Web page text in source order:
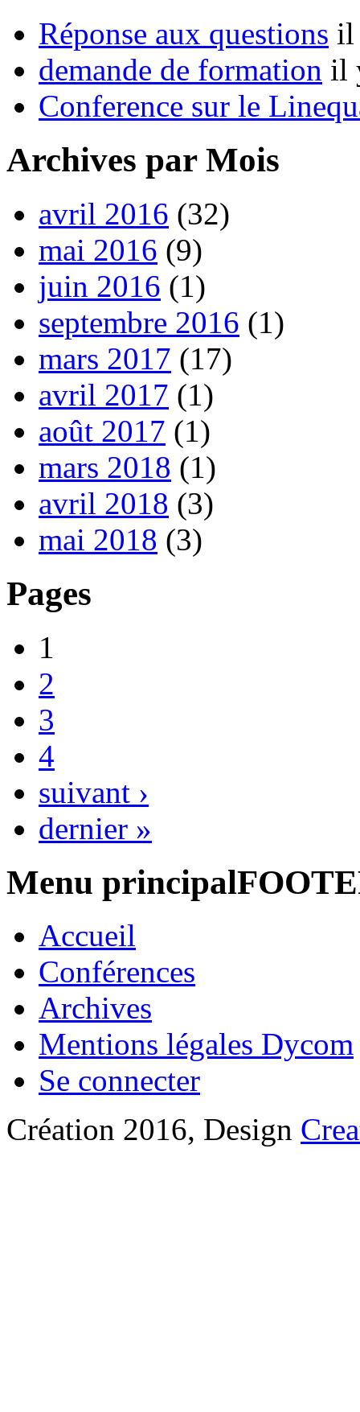
Réponse aux questions il
demande de formation il
Conference sur le
Archives par Mois
avril 2016 (32)
mai 2016 (9)
juin 2016 (1)
septembre 2016 (1)
mars 2017 (17)
avril 2017 (1)
août 2017 (1)
mars 2018 (1)
avril 2018 (3)
mai 2018 (3)
Pages
1
2
3
4
suivant ›
dernier »
Menu
Accueil
Conférences
Archives
Mentions légales Dycom
Se connecter
Création 2016, Design